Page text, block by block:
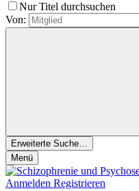
Nur Titel durchsuchen
Von:
Erweiterte Suche…
Menü
Anmelden Registrieren